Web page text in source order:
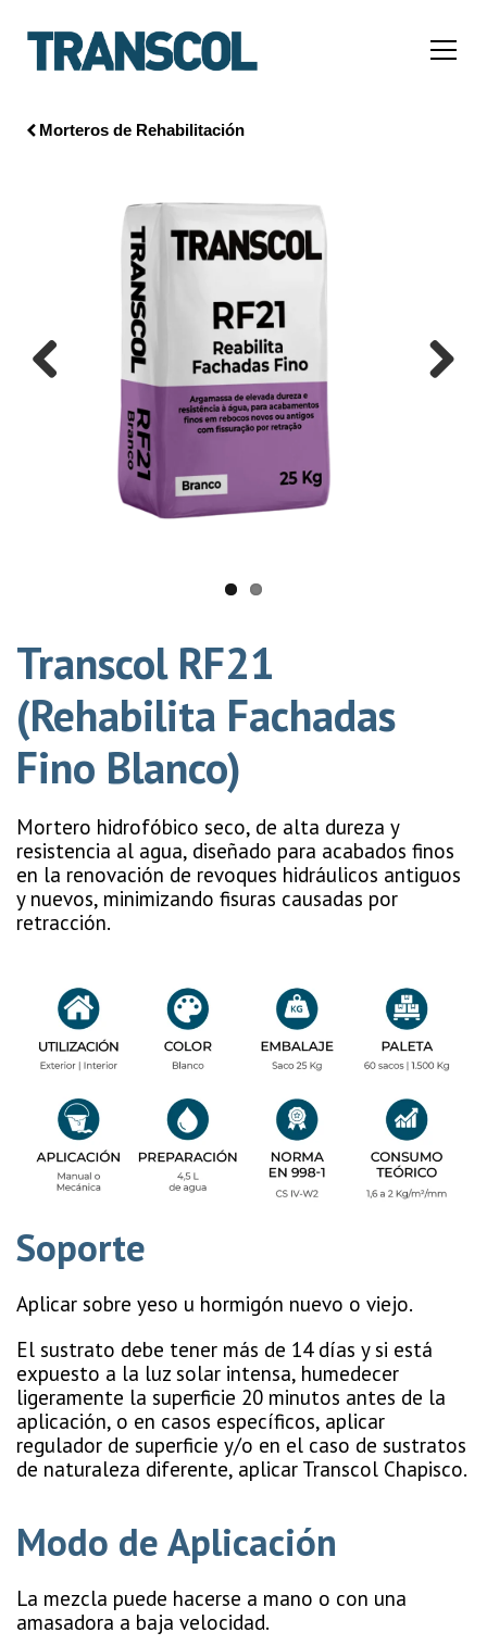
Morteros de Rehabilitación
Transcol RF21
(Rehabilita Fachadas
Fino Blanco)
Mortero hidrofóbico seco, de alta dureza y
resistencia al agua, diseñado para acabados finos
en la renovación de revoques hidráulicos antiguos
y nuevos, minimizando fisuras causadas por
retracción.
Soporte
Aplicar sobre yeso u hormigón nuevo o viejo.
El sustrato debe tener más de 14 días y si está
expuesto a la luz solar intensa, humedecer
ligeramente la superficie 20 minutos antes de la
aplicación, o en casos específicos, aplicar
regulador de superficie y/o en el caso de sustratos
de naturaleza diferente, aplicar Transcol Chapisco.
Modo de Aplicación
La mezcla puede hacerse a mano o con una
amasadora a baja velocidad.